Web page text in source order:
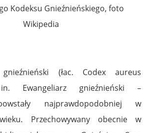
Kodeksu Gnieźnieńskiego, foto
Wikipedia
(łac. Codex aureus
in. Ewangeliarz gnieźnieński –
najprawdopodobniej w
Przechowywany obecnie w